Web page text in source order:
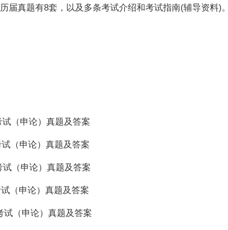
届真题有8套，以及多条考试介绍和考试指南(辅导资料)。
（申论）真题及答案
（申论）真题及答案
（申论）真题及答案
（申论）真题及答案
试（申论）真题及答案